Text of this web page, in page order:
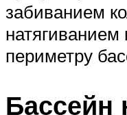
забиванием
натягиванием
периметру
Бассейн